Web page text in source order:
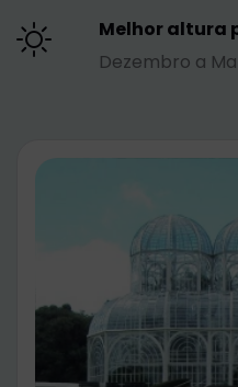
Melhor altura
Dezembro a